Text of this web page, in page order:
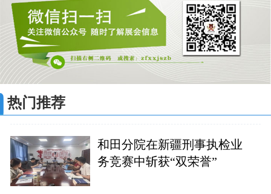
热门推荐
和田分院在新疆刑事执检业
务竞赛中斩获“双荣誉”